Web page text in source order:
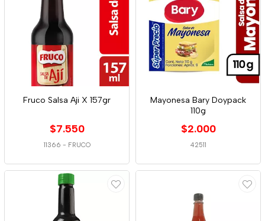
Fruco Salsa Aji X 157gr
$7.550
11366 - FRUCO
Mayonesa Bary Doypack
110g
$2.000
42511